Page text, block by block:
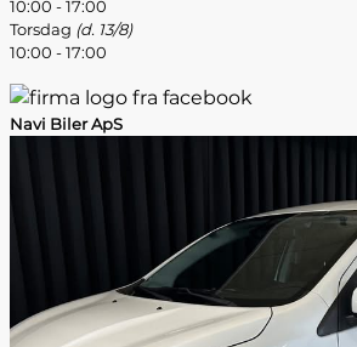
10:00 - 17:00
Torsdag (d. 13/8)
10:00 - 17:00
Navi Biler ApS